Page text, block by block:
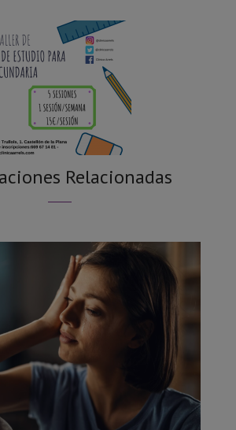
Relacionadas